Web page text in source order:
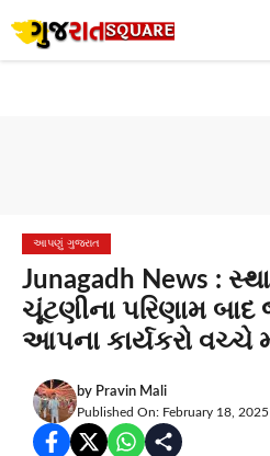
to
આપણું ગુજરાત
Junagadh News :
ચૂંટણીના પરિણામ
આપના કાર્યકરો વચ્ચે
by Pravin Mali
Published On: February 18,